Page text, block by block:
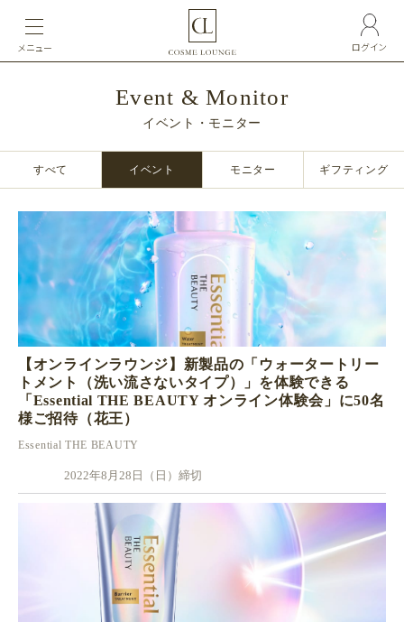
ログイン
メニュー
Event & Monitor
イベント・モニター
すべて イベント モニター ギフティング
【オンラインラウンジ】新製品の「ウォータートリー
トメント（洗い流さないタイプ）」を体験できる
「Essential THE BEAUTY オンライン体験会」に50名
様ご招待（花王）
Essential THE BEAUTY
2022年8月28日（日）締切